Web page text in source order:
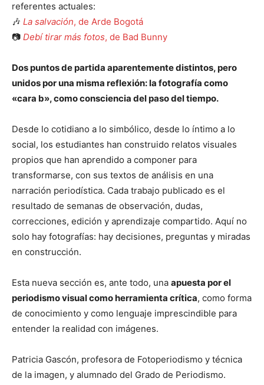
referentes actuales:
🎶 La salvación, de Arde Bogotá
📷 Debí tirar más fotos, de Bad Bunny
Dos puntos de partida aparentemente distintos, pero
unidos por una misma reflexión: la fotografía como
«cara b», como consciencia del paso del tiempo.
Desde lo cotidiano a lo simbólico, desde lo íntimo a lo
social, los estudiantes han construido relatos visuales
propios que han aprendido a componer para
transformarse, con sus textos de análisis en una
narración periodística. Cada trabajo publicado es el
resultado de semanas de observación, dudas,
correcciones, edición y aprendizaje compartido. Aquí no
solo hay fotografías: hay decisiones, preguntas y miradas
en construcción.
Esta nueva sección es, ante todo, una apuesta por el
periodismo visual como herramienta crítica, como forma
de conocimiento y como lenguaje imprescindible para
entender la realidad con imágenes.
Patricia Gascón, profesora de Fotoperiodismo y técnica
de la imagen, y alumnado del Grado de Periodismo.